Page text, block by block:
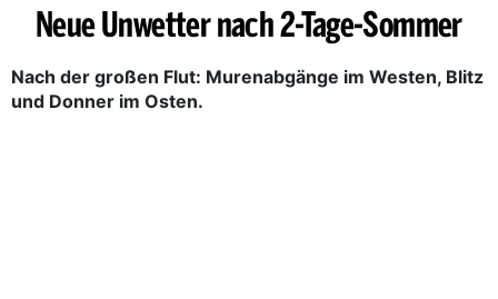
Neue Unwetter nach 2-Tage-Sommer
Nach der großen Flut: Murenabgänge im Westen, Blitz
und Donner im Osten.